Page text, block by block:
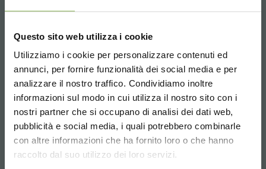
Questo sito web utilizza i cookie
Utilizziamo i cookie per personalizzare contenuti ed
annunci, per fornire funzionalità dei social media e per
analizzare il nostro traffico. Condividiamo inoltre
informazioni sul modo in cui utilizza il nostro sito con i
nostri partner che si occupano di analisi dei dati web,
pubblicità e social media, i quali potrebbero combinarle
con altre informazioni che ha fornito loro o che hanno
raccolto dal suo utilizzo dei loro servizi.
Choose the country you are in and your
language for a better browsing experience
info@orlandelli.it
Telefono
Dal lunedì al venerdì
REGISTRATI E RISPARMIA
SUBITO!
Crea un account e ottieni subito
vantaggi esclusivi:
5 % di scontosul tuo primo ordine *